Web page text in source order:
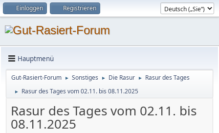
Einloggen Registrieren
Hauptmenü
Gut-Rasiert-Forum ► Sonstiges ► Die Rasur ► Rasur des Tages
► Rasur des Tages vom 02.11. bis 08.11.2025
Rasur des Tages vom 02.11. bis
08.11.2025